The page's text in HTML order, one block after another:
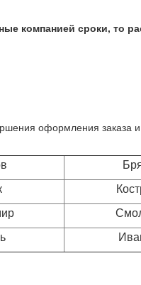
компанией сроки, то
оформления заказа